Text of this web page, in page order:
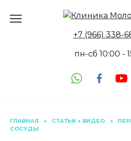
+7 (966) 338-
пн-сб 10:00 -
ГЛАВНАЯ » СТАТЬИ + ВИДЕО »
СОСУДЫ